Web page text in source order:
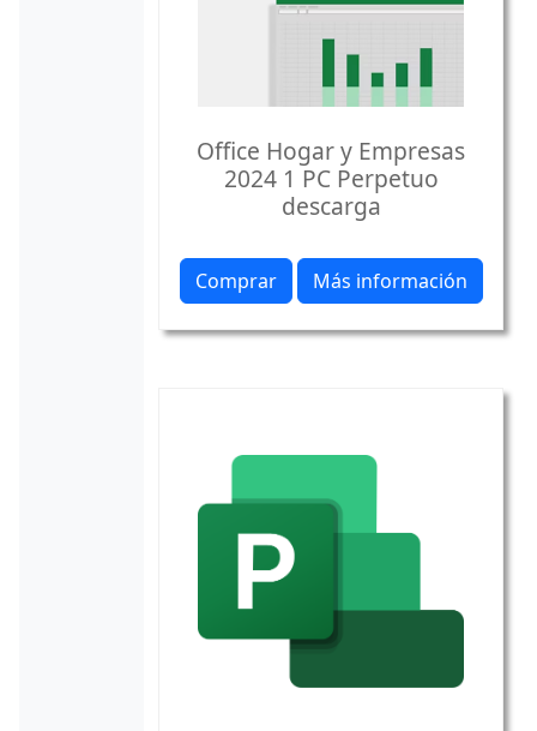
Office Hogar y Empresas
2024 1 PC Perpetuo
descarga
Comprar Más información